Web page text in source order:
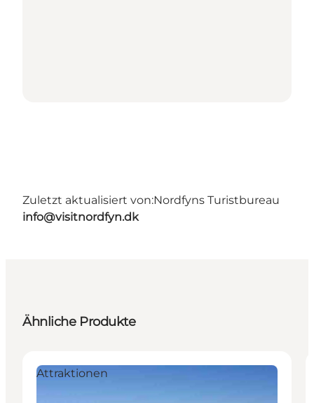
Zuletzt aktualisiert von:Nordfyns Turistbureau
info@visitnordfyn.dk
Ähnliche Produkte
Attraktionen